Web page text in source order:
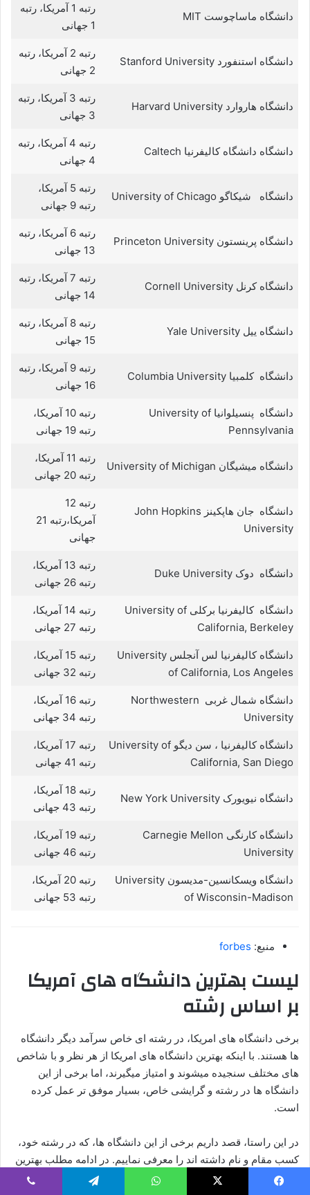
دانشگاه ماساچوست MIT
رتبه 1 آمریکا، رتبه
1 جهانی
دانشگاه استنفورد Stanford University
رتبه 2 آمریکا، رتبه
2 جهانی
دانشگاه هاروارد Harvard University
رتبه 3 آمریکا، رتبه
3 جهانی
دانشگاه دانشگاه کالیفرنیا Caltech
رتبه 4 آمریکا، رتبه
4 جهانی
دانشگاه شیکاگو University of Chicago
رتبه 5 آمریکا،
رتبه 9 جهانی
دانشگاه پرینستون Princeton University
رتبه 6 آمریکا، رتبه
13 جهانی
دانشگاه کرنل Cornell University
رتبه 7 آمریکا، رتبه
14 جهانی
دانشگاه ییل Yale University
رتبه 8 آمریکا، رتبه
15 جهانی
دانشگاه کلمبیا Columbia University
رتبه 9 آمریکا، رتبه
16 جهانی
دانشگاه پنسیلوانیا University of
Pennsylvania
رتبه 10 آمریکا،
رتبه 19 جهانی
دانشگاه میشیگان University of Michigan
رتبه 11 آمریکا،
رتبه 20 جهانی
دانشگاه جان هاپکینز John Hopkins
University
رتبه 12
آمریکا،رتبه 21
جهانی
دانشگاه دوک Duke University
رتبه 13 آمریکا،
رتبه 26 جهانی
دانشگاه کالیفرنیا برکلی University of
California, Berkeley
رتبه 14 آمریکا،
رتبه 27 جهانی
دانشگاه کالیفرنیا لس آنجلس University
of California, Los Angeles
رتبه 15 آمریکا،
رتبه 32 جهانی
دانشگاه شمال غربی Northwestern
University
رتبه 16 آمریکا،
رتبه 34 جهانی
دانشگاه کالیفرنیا ، سن دیگو University of
California, San Diego
رتبه 17 آمریکا،
رتبه 41 جهانی
دانشگاه نیویورک New York University
رتبه 18 آمریکا،
رتبه 43 جهانی
دانشگاه کارنگی Carnegie Mellon
University
رتبه 19 آمریکا،
رتبه 46 جهانی
دانشگاه ویسکانسین-مدیسون University
of Wisconsin-Madison
رتبه 20 آمریکا،
رتبه 53 جهانی
منبع: forbes
لیست بهترین دانشگاه های آمریکا
بر اساس رشته
برخی دانشگاه های امریکا، در رشته ای خاص سرآمد دیگر دانشگاه
ها هستند. با اینکه بهترین دانشگاه های امریکا از هر نظر و با شاخص
های مختلف سنجیده میشوند و امتیاز میگیرند، اما برخی از این
دانشگاه ها در رشته و گرایشی خاص، بسیار موفق تر عمل کرده
است.
در این راستا، قصد داریم برخی از این دانشگاه ها، که در رشته خود،
کسب مقام و نام داشته اند را معرفی نماییم. در ادامه مطلب بهترین
دانشگاه ها از نظر ارائه برخی رشته ها، معرفی نموده ایم. با ما